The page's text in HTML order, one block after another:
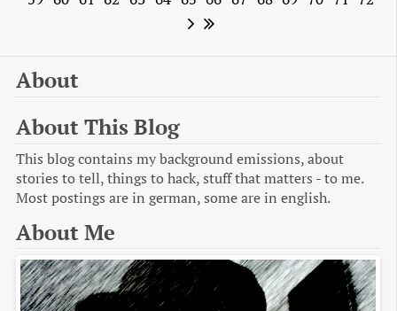
About
About This Blog
This blog contains my background emissions, about
stories to tell, things to hack, stuff that matters - to me.
Most postings are in german, some are in english.
About Me